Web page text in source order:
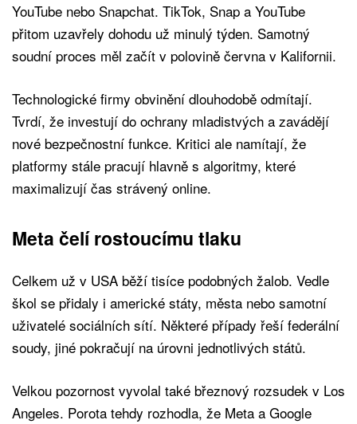
YouTube nebo Snapchat. TikTok, Snap a YouTube
přitom uzavřely dohodu už minulý týden. Samotný
soudní proces měl začít v polovině června v Kalifornii.
Technologické firmy obvinění dlouhodobě odmítají.
Tvrdí, že investují do ochrany mladistvých a zavádějí
nové bezpečnostní funkce. Kritici ale namítají, že
platformy stále pracují hlavně s algoritmy, které
maximalizují čas strávený online.
Meta čelí rostoucímu tlaku
Celkem už v USA běží tisíce podobných žalob. Vedle
škol se přidaly i americké státy, města nebo samotní
uživatelé sociálních sítí. Některé případy řeší federální
soudy, jiné pokračují na úrovni jednotlivých států.
Velkou pozornost vyvolal také březnový rozsudek v Los
Angeles. Porota tehdy rozhodla, že Meta a Google